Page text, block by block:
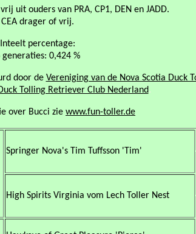
uit ouders van PRA, CP1, DEN en JADD.
CEA drager of vrij.
Inteelt percentage:
generaties: 0,424 %
door de Vereniging van de Nova Scotia Duck
Tolling Retriever Club Nederland.
over Bucci zie www.fun-toller.de
Springer Nova's Tim Tuffsson 'Tim'
High Spirits Virginia vom Lech Toller Nest